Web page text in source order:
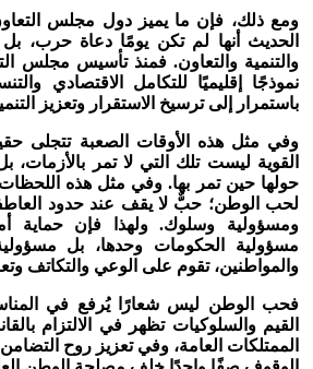
ومع ذلك، فإن ما يميز دول مجلس
الحديث أنها لم تكن يومًا دعاة حرب،
والتنمية والتعاون. فمنذ تأسيس مجلس
نموذجًا إقليميًا للتكامل الاقتصادي
باستمرار إلى ترسيخ الاستقرار وتعزيز
وفي مثل هذه الأوقات الصعبة تتجلى
القوية ليست تلك التي لا تمر بالأزمات،
حولها حين تمر بها. وفي مثل هذه
لحب الوطن؛ حبٌّ لا يقف عند حدود
ومسؤولية وسلوك.
ولهذا فإن حماية
مسؤولية الحكومات وحدها، بل
والمواطنين، تقوم على الوعي والتكاتف
فحب الوطن ليس شعارًا يُرفع في
القيم والسلوكيات تظهر في الالتزام
الممتلكات العامة، وفي تعزيز روح